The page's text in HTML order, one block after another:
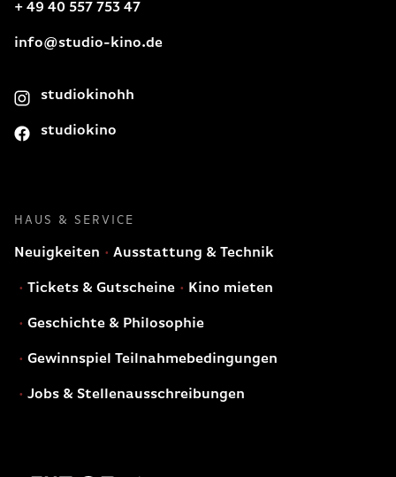
+ 49 40 557 753 47
info@studio-kino.de
studiokinohh
studiokino
HAUS & SERVICE
Neuigkeiten Ausstattung & Technik
Tickets & Gutscheine Kino mieten
Geschichte & Philosophie
Gewinnspiel Teilnahmebedingungen
Jobs & Stellenausschreibungen